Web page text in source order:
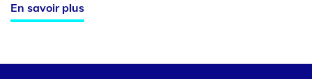
En savoir plus